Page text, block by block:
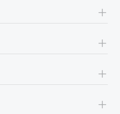
+
+
+
+